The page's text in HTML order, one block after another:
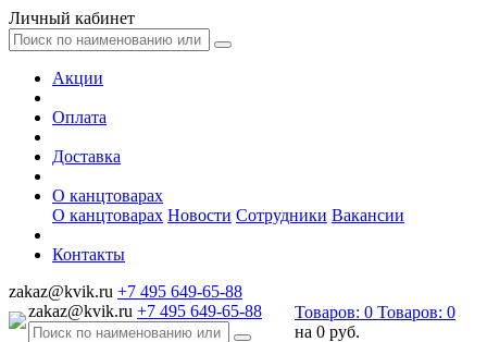
Личный кабинет
Акции
Оплата
Доставка
О канцтоварах
О канцтоварах Новости Сотрудники Вакансии
Контакты
zakaz@kvik.ru +7 495 649-65-88
zakaz@kvik.ru +7 495 649-65-88 Товаров: 0 Товаров: 0
на 0 руб.